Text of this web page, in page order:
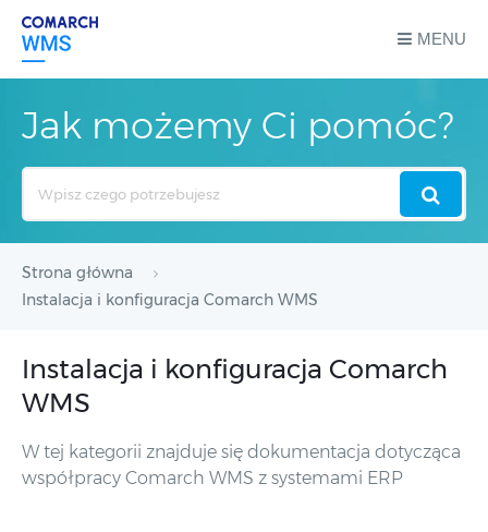
MENU
Jak możemy Ci pomóc?
Strona główna
Instalacja i konfiguracja Comarch WMS
Instalacja i konfiguracja Comarch
WMS
W tej kategorii znajduje się dokumentacja dotycząca
współpracy Comarch WMS z systemami ERP